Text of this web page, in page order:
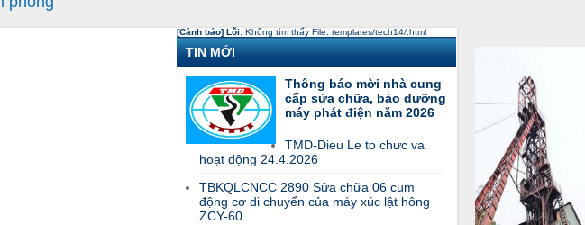
[Cảnh báo] Lỗi: Không tìm thấy File: templates/tech14/.html
TIN MỚI
Thông báo mời nhà cung
cấp sửa chữa, bảo dưỡng
máy phát điện năm 2026
TMD-Dieu Le to chưc va
hoạt dộng 24.4.2026
TBKQLCNCC 2890 Sửa chữa 06 cụm
động cơ di chuyển của máy xúc lật hông
ZCY-60